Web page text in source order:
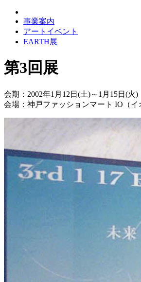
事業案内
アートイベント
EARTH展
第3回展
会期：2002年1月12日(土)～1月15日(火)
会場：神戸ファッションマート IO（イ